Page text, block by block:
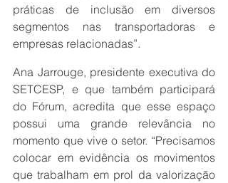
práticas de inclusão em diversos
segmentos nas transportadoras e
empresas relacionadas”.
Ana Jarrouge, presidente executiva do
SETCESP, e que também participará
do Fórum, acredita que esse espaço
possui uma grande relevância no
momento que vive o setor. “Precisamos
colocar em evidência os movimentos
que trabalham em prol da valorização